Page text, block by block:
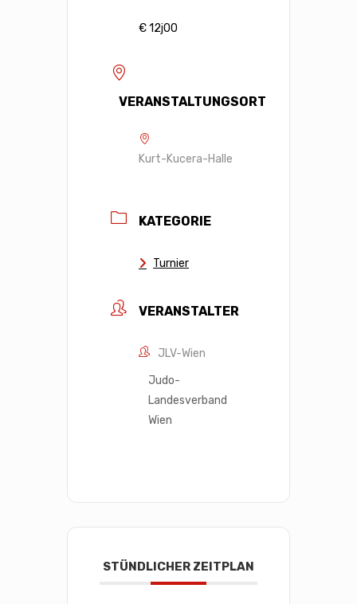
€ 12j00
VERANSTALTUNGSORT
Kurt-Kucera-Halle
KATEGORIE
Turnier
VERANSTALTER
JLV-Wien
Judo-
Landesverband
Wien
STÜNDLICHER ZEITPLAN